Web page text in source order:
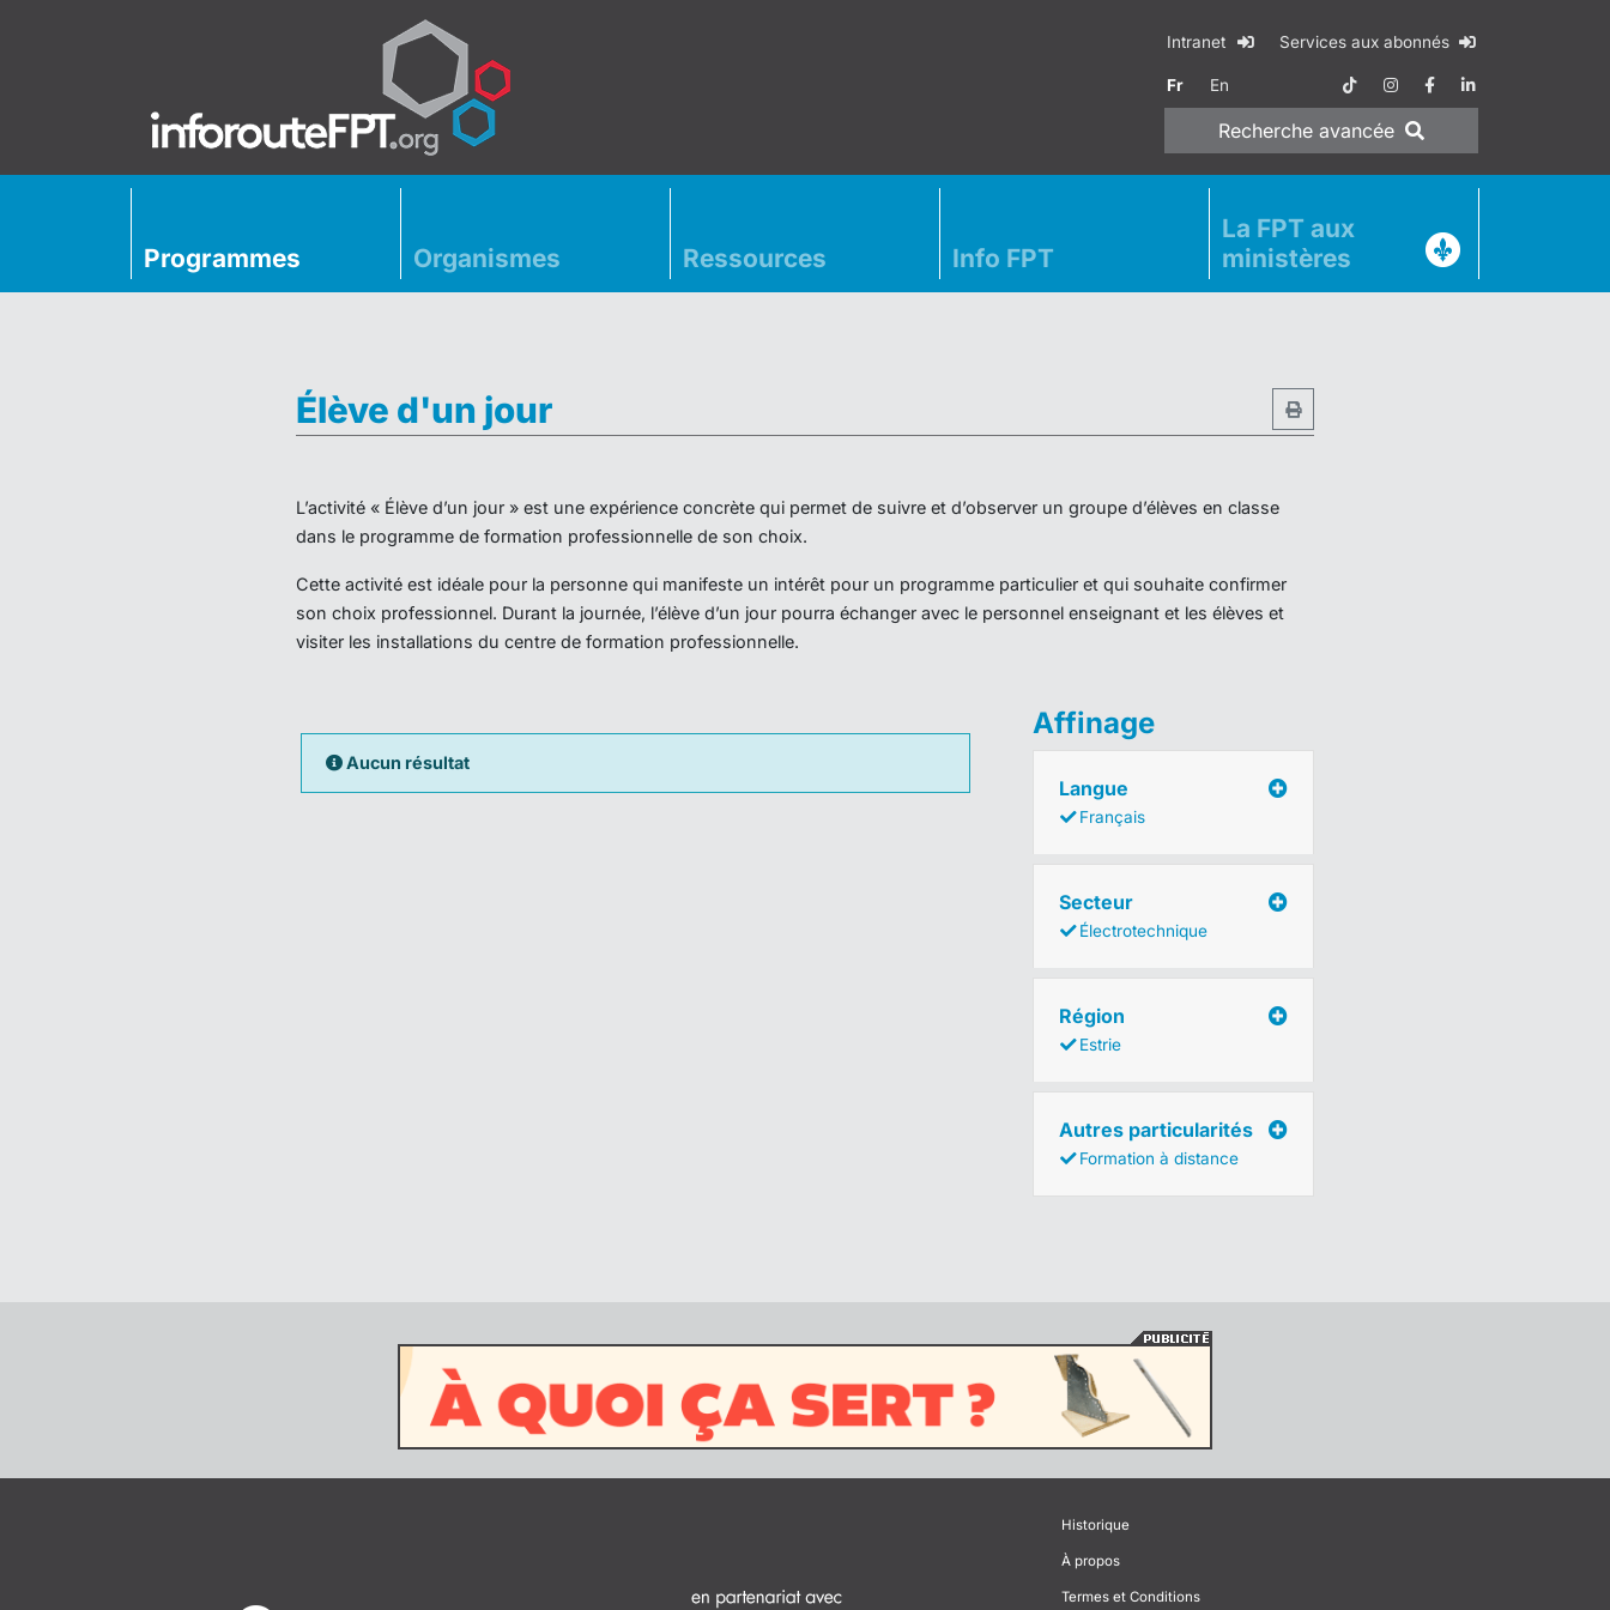
Intranet Services aux abonnés
Fr En
Recherche avancée
Programmes Organismes Ressources Info FPT
La FPT aux
ministères
Élève d'un jour
L’activité « Élève d’un jour » est une expérience concrète qui permet de suivre et d’observer un groupe d’élèves en classe
dans le programme de formation professionnelle de son choix.
Cette activité est idéale pour la personne qui manifeste un intérêt pour un programme particulier et qui souhaite confirmer
son choix professionnel. Durant la journée, l’élève d’un jour pourra échanger avec le personnel enseignant et les élèves et
visiter les installations du centre de formation professionnelle.
Aucun résultat
Affinage
Langue
Français
Secteur
Électrotechnique
Région
Estrie
Autres particularités
Formation à distance
Historique
À propos
Termes et Conditions